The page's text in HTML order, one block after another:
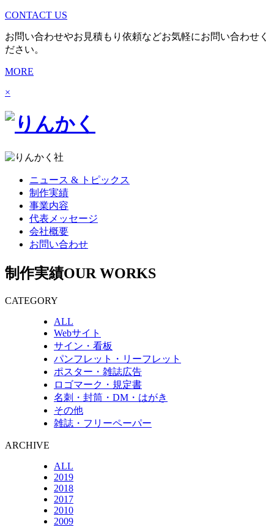
CONTACT US
お問い合わせやお見積もり依頼などお気軽にお問い合わせく
ださい。
MORE
×
ニュース & トピックス
制作実績
事業内容
代表メッセージ
会社概要
お問い合わせ
制作実績OUR WORKS
CATEGORY
ALL
Webサイト
サイン・看板
パンフレット・リーフレット
ポスター・雑誌広告
ロゴマーク・規定書
名刺・封筒・DM・はがき
その他
雑誌・フリーペーパー
ARCHIVE
ALL
2019
2018
2017
2010
2009